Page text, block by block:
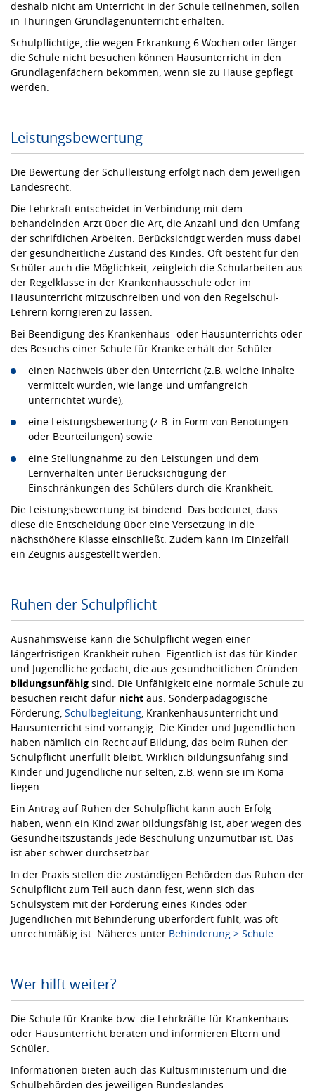
deshalb nicht am Unterricht in der Schule teilnehmen, sollen
in Thüringen Grundlagenunterricht erhalten.
Schulpflichtige, die wegen Erkrankung 6 Wochen oder länger
die Schule nicht besuchen können Hausunterricht in den
Grundlagenfächern bekommen, wenn sie zu Hause gepflegt
werden.
Leistungsbewertung
Die Bewertung der Schulleistung erfolgt nach dem jeweiligen
Landesrecht.
Die Lehrkraft entscheidet in Verbindung mit dem
behandelnden Arzt über die Art, die Anzahl und den Umfang
der schriftlichen Arbeiten. Berücksichtigt werden muss dabei
der gesundheitliche Zustand des Kindes. Oft besteht für den
Schüler auch die Möglichkeit, zeitgleich die Schularbeiten aus
der Regelklasse in der Krankenhausschule oder im
Hausunterricht mitzuschreiben und von den Regelschul-
Lehrern korrigieren zu lassen.
Bei Beendigung des Krankenhaus- oder Hausunterrichts oder
des Besuchs einer Schule für Kranke erhält der Schüler
einen Nachweis über den Unterricht (z.B. welche Inhalte
vermittelt wurden, wie lange und umfangreich
unterrichtet wurde),
eine Leistungsbewertung (z.B. in Form von Benotungen
oder Beurteilungen) sowie
eine Stellungnahme zu den Leistungen und dem
Lernverhalten unter Berücksichtigung der
Einschränkungen des Schülers durch die Krankheit.
Die Leistungsbewertung ist bindend. Das bedeutet, dass
diese die Entscheidung über eine Versetzung in die
nächsthöhere Klasse einschließt. Zudem kann im Einzelfall
ein Zeugnis ausgestellt werden.
Ruhen der Schulpflicht
Ausnahmsweise kann die Schulpflicht wegen einer
längerfristigen Krankheit ruhen. Eigentlich ist das für Kinder
und Jugendliche gedacht, die aus gesundheitlichen Gründen
bildungsunfähig sind. Die Unfähigkeit eine normale Schule zu
besuchen reicht dafür nicht aus. Sonderpädagogische
Förderung, Schulbegleitung , Krankenhausunterricht und
Hausunterricht sind vorrangig. Die Kinder und Jugendlichen
haben nämlich ein Recht auf Bildung, das beim Ruhen der
Schulpflicht unerfüllt bleibt. Wirklich bildungsunfähig sind
Kinder und Jugendliche nur selten, z.B. wenn sie im Koma
liegen.
Ein Antrag auf Ruhen der Schulpflicht kann auch Erfolg
haben, wenn ein Kind zwar bildungsfähig ist, aber wegen des
Gesundheitszustands jede Beschulung unzumutbar ist. Das
ist aber schwer durchsetzbar.
In der Praxis stellen die zuständigen Behörden das Ruhen der
Schulpflicht zum Teil auch dann fest, wenn sich das
Schulsystem mit der Förderung eines Kindes oder
Jugendlichen mit Behinderung überfordert fühlt, was oft
unrechtmäßig ist. Näheres unter Behinderung > Schule
Wer hilft weiter?
Die Schule für Kranke bzw. die Lehrkräfte für Krankenhaus-
oder Hausunterricht beraten und informieren Eltern und
Schüler.
Informationen bieten auch das Kultusministerium und die
Schulbehörden des jeweiligen Bundeslandes.